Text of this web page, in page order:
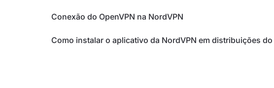
Conexão do OpenVPN na NordVPN
Como instalar o aplicativo da NordVPN em distribuições